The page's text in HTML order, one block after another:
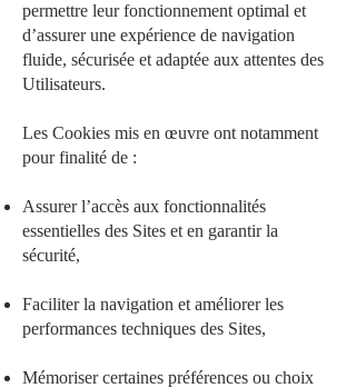
permettre leur fonctionnement optimal et
d’assurer une expérience de navigation
fluide, sécurisée et adaptée aux attentes des
Utilisateurs.
Les Cookies mis en œuvre ont notamment
pour finalité de :
Assurer l’accès aux fonctionnalités
essentielles des Sites et en garantir la
sécurité,
Faciliter la navigation et améliorer les
performances techniques des Sites,
Mémoriser certaines préférences ou choix